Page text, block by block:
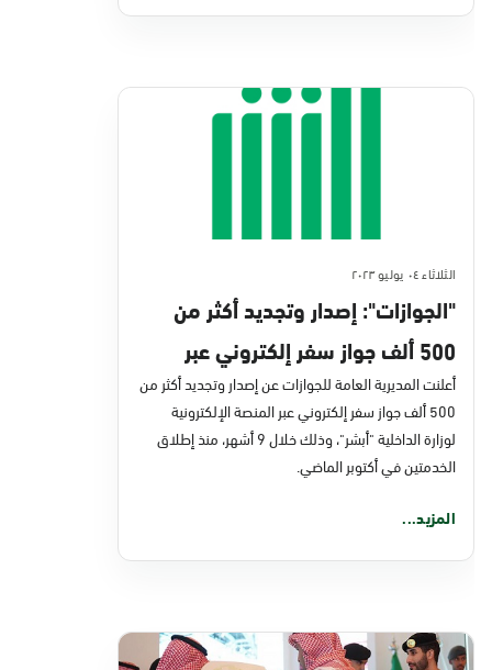
الثلاثاء ٠٤ يوليو ٢٠٢٣
"الجوازات": إصدار وتجديد أكثر من
500 ألف جواز سفر إلكتروني عبر
"أبشر"
أعلنت المديرية العامة للجوازات عن إصدار وتجديد أكثر من
500 ألف جواز سفر إلكتروني عبر المنصة الإلكترونية
لوزارة الداخلية "أبشر"، وذلك خلال 9 أشهر، منذ إطلاق
الخدمتين في أكتوبر الماضي.
المزيد...